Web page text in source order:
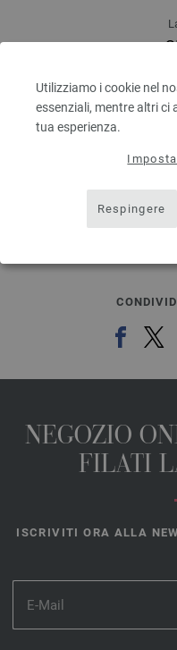
Utilizziamo i cookie nel
essenziali, mentre altri ci
tua esperienza.
Respingere
Quantità in
escl. IVA., più. spese di
prev
NEGOZIO
FILATI
ISCRIVITI ORA ALLA